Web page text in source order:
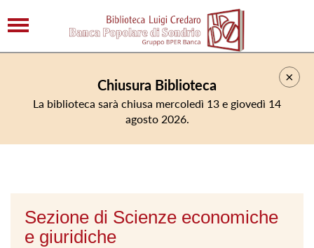
×
Chiusura Biblioteca
La biblioteca sarà chiusa mercoledì 13 e giovedì 14
agosto 2026.
Sezione di Scienze economiche
e giuridiche